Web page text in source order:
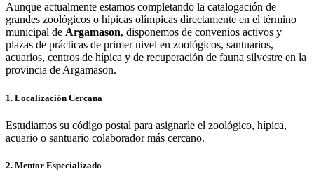
Aunque actualmente estamos completando la catalogación de
grandes zoológicos o hípicas olímpicas directamente en el término
municipal de Argamason, disponemos de convenios activos y
plazas de prácticas de primer nivel en zoológicos, santuarios,
acuarios, centros de hípica y de recuperación de fauna silvestre en la
provincia deArgamason.
1. Localización Cercana
Estudiamos su código postal para asignarle el zoológico, hípica,
acuario o santuario colaborador más cercano.
2. Mentor Especializado